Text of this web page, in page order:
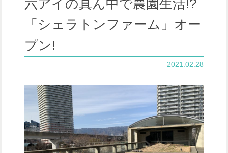
六アイの真ん中で農園生活!?
「シェラトンファーム」オー
プン!
2021.02.28